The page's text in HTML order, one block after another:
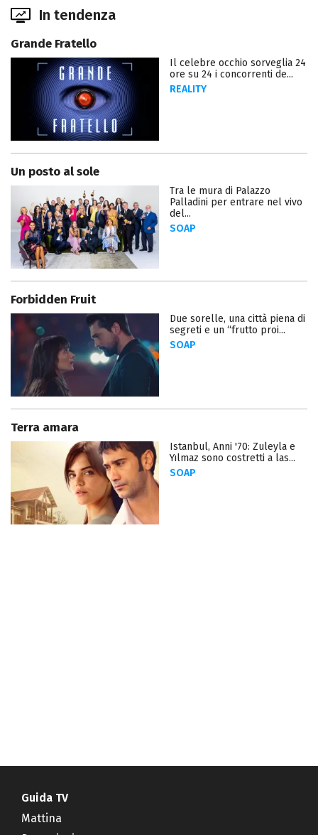
In tendenza
Grande Fratello
Il celebre occhio sorveglia 24
ore su 24 i concorrenti de...
REALITY
Un posto al sole
Tra le mura di Palazzo
Palladini per entrare nel vivo
del...
SOAP
Forbidden Fruit
Due sorelle, una città piena di
segreti e un “frutto proi...
SOAP
Terra amara
Istanbul, Anni '70: Zuleyla e
Yılmaz sono costretti a las...
SOAP
Guida TV
Mattina